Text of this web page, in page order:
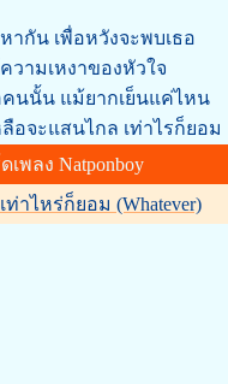
ากัน เพื่อหวังจะพบเธอ
วามเหงาของหัวใจ
คนนั้น แม้ยากเย็นแค่ไหน
อจะแสนไกล เท่าไรก็ยอม
เพลง Natponboy
ท่าไหร่ก็ยอม (Whatever)